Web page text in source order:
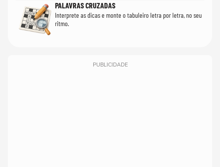
PALAVRAS CRUZADAS
Interprete as dicas e monte o tabuleiro letra por letra, no seu
ritmo.
PUBLICIDADE